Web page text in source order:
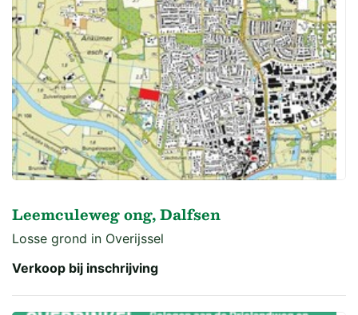
Leemculeweg ong, Dalfsen
Losse grond in Overijssel
Verkoop bij inschrijving